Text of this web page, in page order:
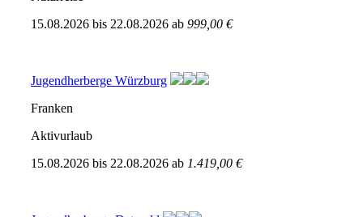
15.08.2026 bis 22.08.2026 ab 999,00 €
Jugendherberge Würzburg
Franken
Aktivurlaub
15.08.2026 bis 22.08.2026 ab 1.419,00 €